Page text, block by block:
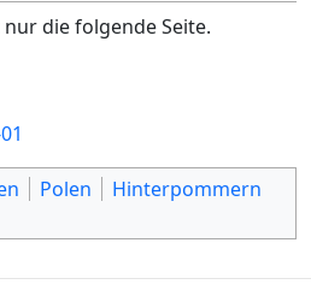
die folgende Seite.
Polen
Hinterpommern